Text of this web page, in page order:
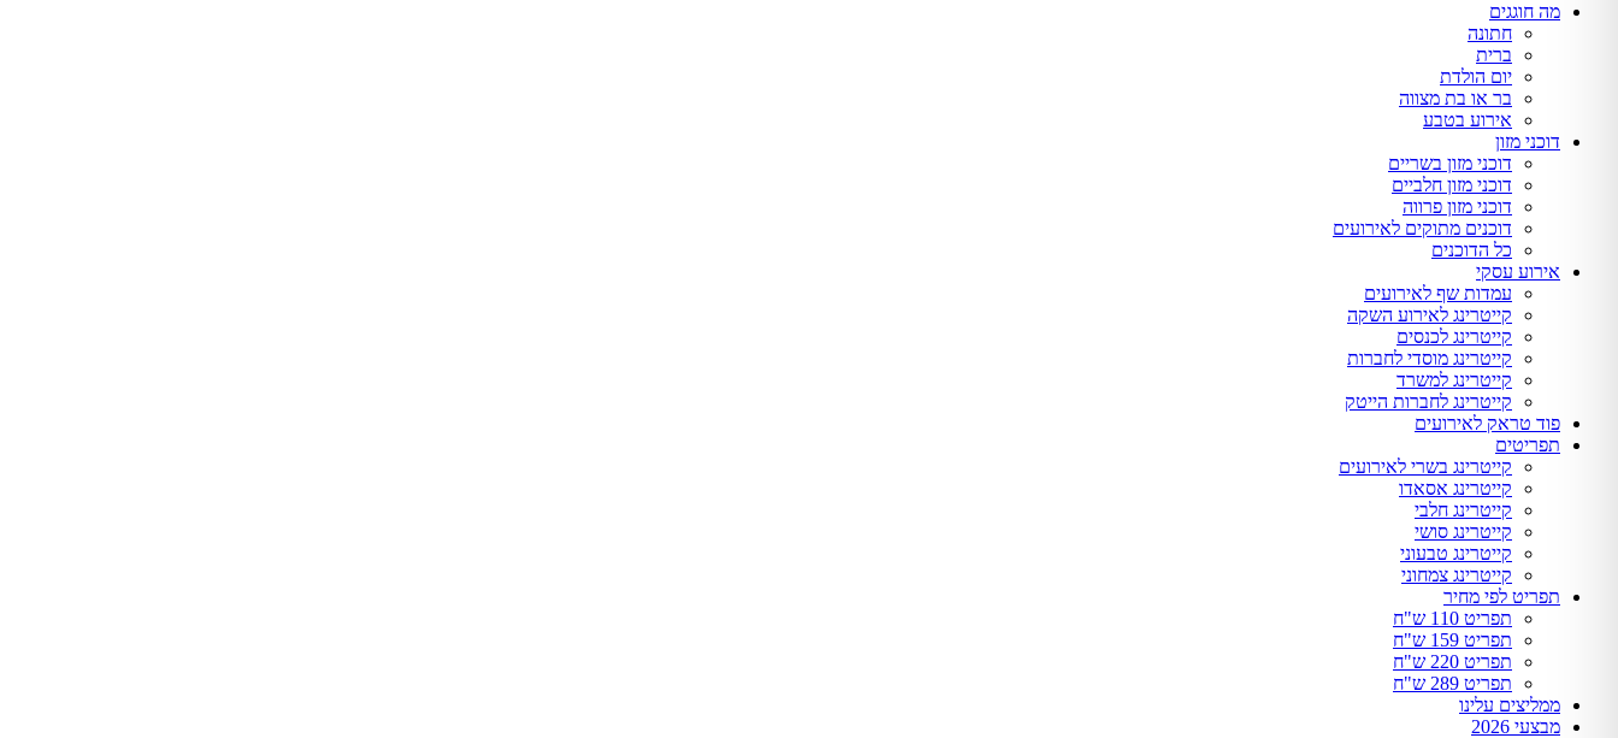
מה חוגגים
חתונה
ברית
יום הולדת
בר או בת מצווה
אירוע בטבע
דוכני מזון
דוכני מזון בשריים
דוכני מזון חלביים
דוכני מזון פרווה
דוכנים מתוקים לאירועים
כל הדוכנים
אירוע עסקי
עמדות שף לאירועים
קייטרינג לאירוע השקה
קייטרינג לכנסים
קייטרינג מוסדי לחברות
קייטרינג למשרד
קייטרינג לחברות הייטק
פוד טראק לאירועים
תפריטים
קייטרינג בשרי לאירועים
קייטרינג אסאדו
קייטרינג חלבי
קייטרינג סושי
קייטרינג טבעוני
קייטרינג צמחוני
תפריט לפי מחיר
תפריט 110 ש"ח
תפריט 159 ש"ח
תפריט 220 ש"ח
תפריט 289 ש"ח
ממליצים עלינו
מבצעי 2026